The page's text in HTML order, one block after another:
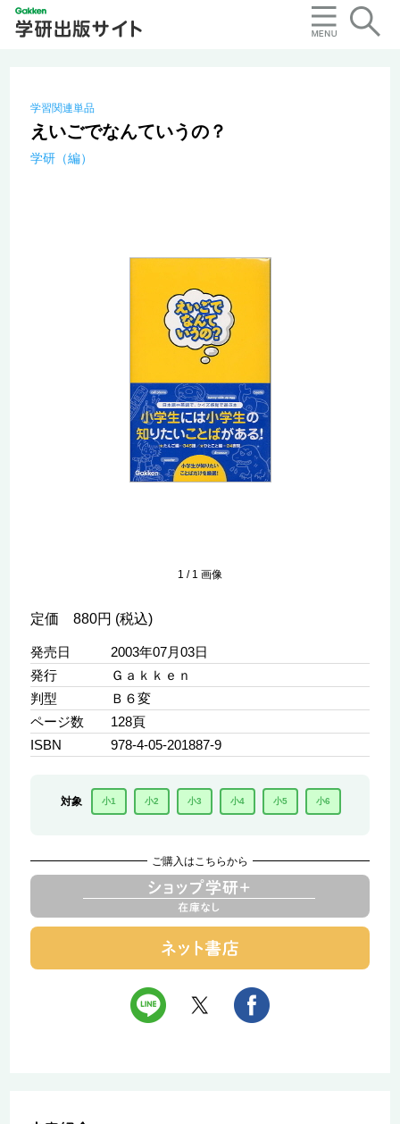
学習関連単品
えいごでなんていうの？
学研（編）
1 / 1 画像
定価 880円 (税込)
発売日
2003年07月03日
発行
Ｇａｋｋｅｎ
判型
Ｂ６変
ページ数
128頁
ISBN
978-4-05-201887-9
対象 小1 小2 小3 小4 小5 小6
ご購入はこちらから